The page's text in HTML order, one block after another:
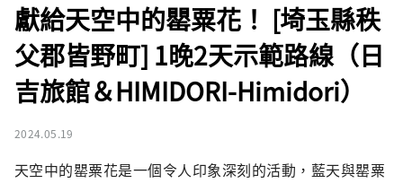
獻給天空中的罌粟花！ [埼玉縣秩
父郡皆野町] 1晚2天示範路線（日
吉旅館＆HIMIDORI-Himidori）
2024.05.19
天空中的罌粟花是一個令人印象深刻的活動，藍天與罌粟